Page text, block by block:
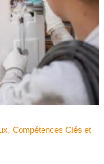
Compétences Clés et